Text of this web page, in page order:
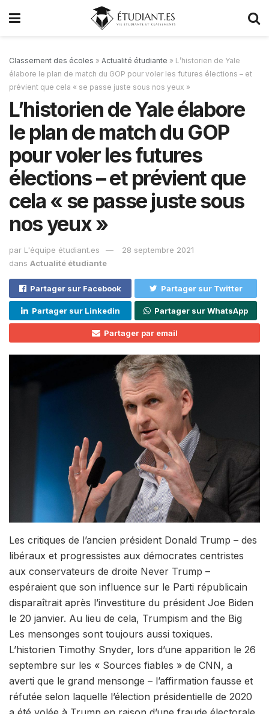
Classement des écoles » Actualité étudiante » L’historien de Yale
élabore le plan de match du GOP pour voler les futures élections – et
prévient que cela « se passe juste sous nos yeux »
L’historien de Yale élabore
le plan de match du GOP
pour voler les futures
élections – et prévient que
cela « se passe juste sous
nos yeux »
par L'équipe étudiant.es
28 septembre 2021
dans Actualité étudiante
Partager sur Facebook Partager sur Twitter
Partager sur Linkedin Partager sur WhatsApp
Partager par email
Les critiques de l’ancien président Donald Trump – des
libéraux et progressistes aux démocrates centristes
aux conservateurs de droite Never Trump –
espéraient que son influence sur le Parti républicain
disparaîtrait après l’investiture du président Joe Biden
le 20 janvier. Au lieu de cela, Trumpism and the Big
Les mensonges sont toujours aussi toxiques.
L’historien Timothy Snyder, lors d’une apparition le 26
septembre sur les « Sources fiables » de CNN, a
averti que le grand mensonge – l’affirmation fausse et
réfutée selon laquelle l’élection présidentielle de 2020